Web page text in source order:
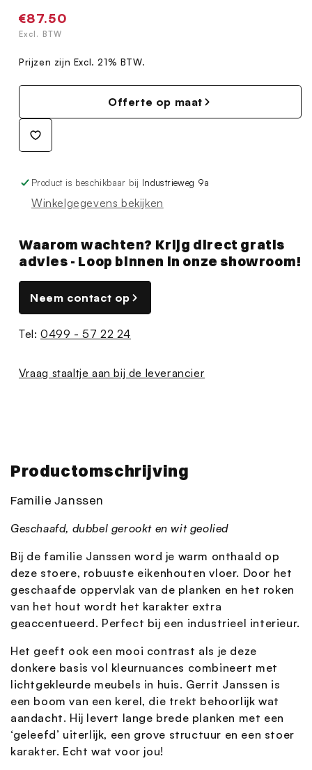
Normale
prijs
€87.50
Excl. BTW
Prijzen zijn Excl. 21% BTW.
Offerte op maat
Product is beschikbaar bij Industrieweg 9a
Winkelgegevens bekijken
Waarom wachten? Krijg direct gratis
advies - Loop binnen in onze showroom!
Neem contact op
Tel:0499 - 57 22 24
Vraag staaltje aan bij de leverancier
Productomschrijving
Familie Janssen
Geschaafd, dubbel gerookt en wit geolied
Bij de familie Janssen word je warm onthaald op
deze stoere, robuuste eikenhouten vloer. Door het
geschaafde oppervlak van de planken en het roken
van het hout wordt het karakter extra
geaccentueerd. Perfect bij een industrieel interieur.
Het geeft ook een mooi contrast als je deze
donkere basis vol kleurnuances combineert met
lichtgekleurde meubels in huis. Gerrit Janssen is
een boom van een kerel, die trekt behoorlijk wat
aandacht. Hij levert lange brede planken met een
‘geleefd’ uiterlijk, een grove structuur en een stoer
karakter. Echt wat voor jou!